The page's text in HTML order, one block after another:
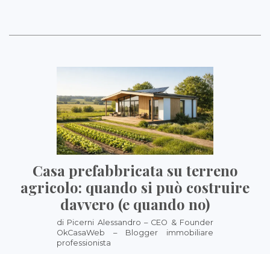
Casa prefabbricata su terreno
agricolo: quando si può costruire
davvero (e quando no)
di Picerni Alessandro – CEO & Founder
OkCasaWeb – Blogger immobiliare
professionista